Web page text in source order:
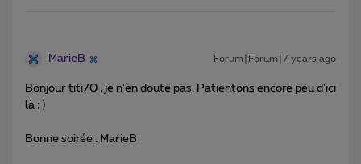
MarieB Forum|Forum|7 years ago
Bonjour titi70 , je n'en doute pas. Patientons encore peu d'ici
là ; )
Bonne soirée . MarieB